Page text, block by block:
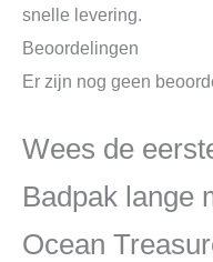
snelle levering.
Beoordelingen
Er zijn nog geen
Wees de
Badpak lange
Ocean